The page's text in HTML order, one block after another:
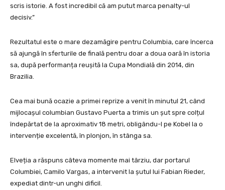
scris istorie. A fost incredibil că am putut marca penalty-ul
decisiv.”
Rezultatul este o mare dezamăgire pentru Columbia, care încerca
să ajungă în sferturile de finală pentru doar a doua oară în istoria
sa, după performanța reușită la Cupa Mondială din 2014, din
Brazilia.
Cea mai bună ocazie a primei reprize a venit în minutul 21, când
mijlocașul columbian Gustavo Puerta a trimis un șut spre colțul
îndepărtat de la aproximativ 18 metri, obligându-l pe Kobel la o
intervenție excelentă, în plonjon, în stânga sa.
Elveția a răspuns câteva momente mai târziu, dar portarul
Columbiei, Camilo Vargas, a intervenit la șutul lui Fabian Rieder,
expediat dintr-un unghi dificil.